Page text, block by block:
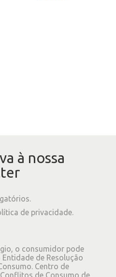
à nossa
de privacidade.
o consumidor pode
de Resolução
Centro de
de Consumo de